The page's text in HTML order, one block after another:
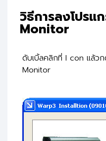
วิธีการลงโปรแ
Monitor
ดับเบิ้ลคลิกที่ I con แล้ว
Monitor